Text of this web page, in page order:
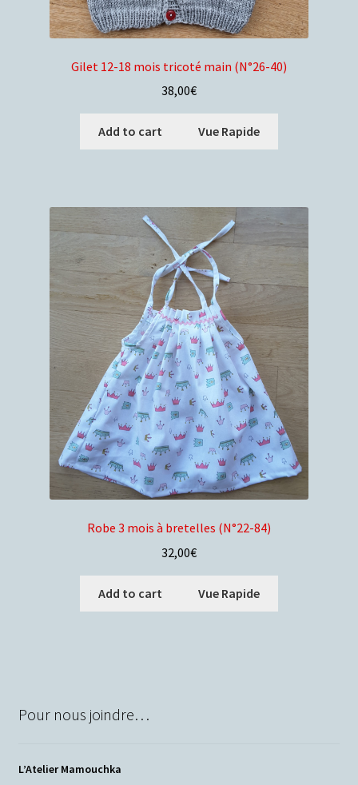
Gilet 12-18 mois tricoté main (N°26-40)
38,00€
Add to cart Vue Rapide
Robe 3 mois à bretelles (N°22-84)
32,00€
Add to cart Vue Rapide
Pour nous joindre…
L’Atelier Mamouchka